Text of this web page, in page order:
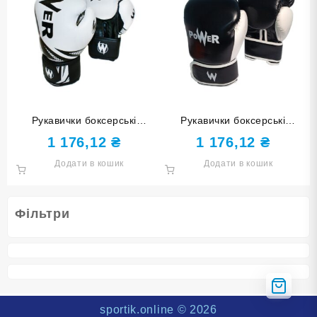
Фільтри
Рукавички боксерські
POWER білі з чорними
елементами 10 унцій POW-
W-Б10
1 176,12 ₴
Додати в кошик
Рукавички боксерські
POWER чорні 8 унцій POW-
BZ-Ч8
1 176,12 ₴
Додати в кошик
sportik.online © 2026